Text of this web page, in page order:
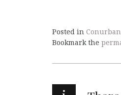
Posted in
Bookmark the